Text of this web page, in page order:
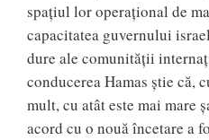
spațiul lor operațional de
capacitatea guvernului
dure ale comunității
conducerea Hamas știe că,
mult, cu atât este mai mare
acord cu o nouă încetare a